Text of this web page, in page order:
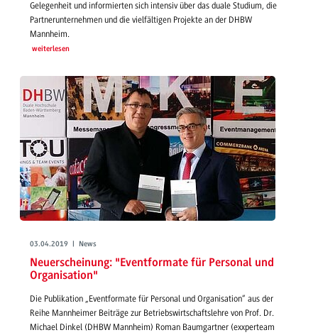
Gelegenheit und informierten sich intensiv über das duale Studium, die
Partnerunternehmen und die vielfältigen Projekte an der DHBW
Mannheim.
weiterlesen
03.04.2019 | News
Neuerscheinung: "Eventformate für Personal und
Organisation"
Die Publikation „Eventformate für Personal und Organisation“ aus der
Reihe Mannheimer Beiträge zur Betriebswirtschaftslehre von Prof. Dr.
Michael Dinkel (DHBW Mannheim) Roman Baumgartner (exxperteam